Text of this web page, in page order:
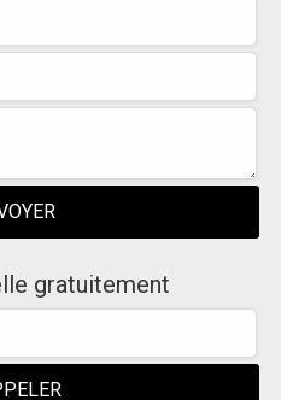
gratuitement